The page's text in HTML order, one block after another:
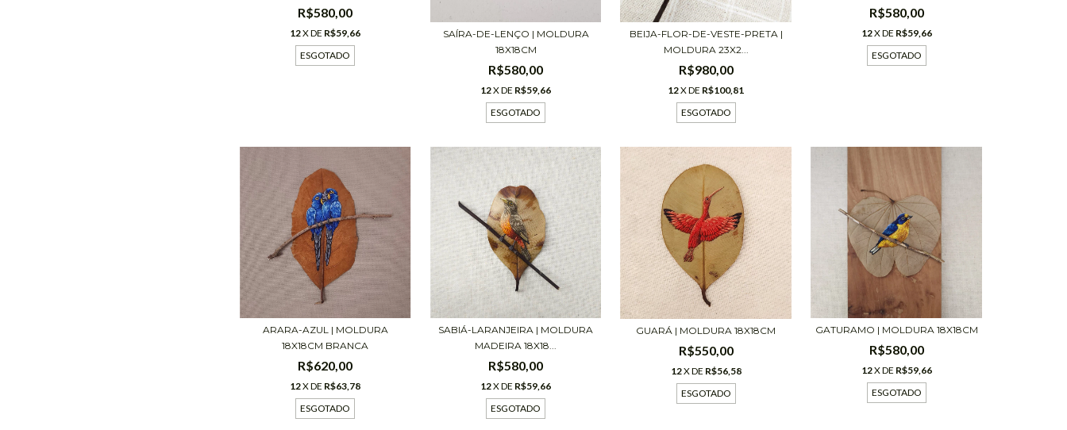
R$580,00
12X DE R$59,66
ESGOTADO
SAÍRA-DE-LENÇO | MOLDURA
18X18CM
R$580,00
12X DE R$59,66
ESGOTADO
BEIJA-FLOR-DE-VESTE-PRETA |
MOLDURA 23X2...
R$980,00
12X DE R$100,81
ESGOTADO
R$580,00
12X DE R$59,66
ESGOTADO
ARARA-AZUL | MOLDURA
18X18CM BRANCA
R$620,00
12X DE R$63,78
ESGOTADO
SABIÁ-LARANJEIRA | MOLDURA
MADEIRA 18X18...
R$580,00
12X DE R$59,66
ESGOTADO
GUARÁ | MOLDURA 18X18CM
R$550,00
12X DE R$56,58
ESGOTADO
GATURAMO | MOLDURA 18X18CM
R$580,00
12X DE R$59,66
ESGOTADO